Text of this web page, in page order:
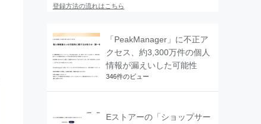
登録方法の流れはこちら
「PeakManager」に不正ア
クセス、約3,300万件の個人
情報が漏えいした可能性
346件のビュー
Eストアーの「ショップサー